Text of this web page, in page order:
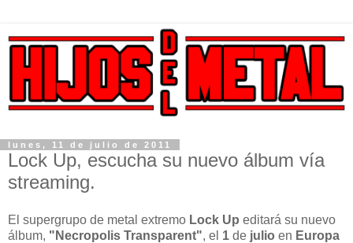
lunes, 11 de julio de 2011
Lock Up, escucha su nuevo álbum vía
streaming.
El supergrupo de metal extremo Lock Up editará su nuevo
álbum, "Necropolis Transparent", el 1 de julio en Europa